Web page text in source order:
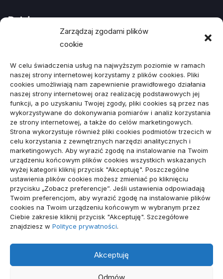
Zarządzaj zgodami plików
cookie
W celu świadczenia usług na najwyższym poziomie w ramach
naszej strony internetowej korzystamy z plików cookies. Pliki
cookies umożliwiają nam zapewnienie prawidłowego działania
naszej strony internetowej oraz realizację podstawowych jej
funkcji, a po uzyskaniu Twojej zgody, pliki cookies są przez nas
wykorzystywane do dokonywania pomiarów i analiz korzystania
ze strony internetowej, a także do celów marketingowych.
Strona wykorzystuje również pliki cookies podmiotów trzecich w
celu korzystania z zewnętrznych narzędzi analitycznych i
marketingowych. Aby wyrazić zgodę na instalowanie na Twoim
urządzeniu końcowym plików cookies wszystkich wskazanych
wyżej kategorii kliknij przycisk "Akceptuję". Poszczególne
ustawienia plików cookies możesz zmieniać po kliknięciu
przycisku „Zobacz preferencje”. Jeśli ustawienia odpowiadają
Twoim preferencjom, aby wyrazić zgodę na instalowanie plików
cookies na Twoim urządzeniu końcowym w wybranym przez
Ciebie zakresie kliknij przycisk "Akceptuję". Szczegółowe
znajdziesz w Polityce prywatności.
Akceptuję
Odmów
Działy
Biznes, Finanse(78)
Budownictwo, Przemysł(64)
Dom, Ogród(79)
Edukacja, Rozrywka(34)
Inne (89)
Moda, Lifestyle(23)
Motoryzacja(48)
Sport, Turystyka(54)
Technologie(19)
Usługi(71)